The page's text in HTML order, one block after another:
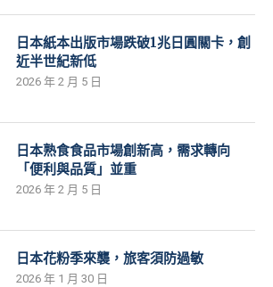
日本紙本出版市場跌破1兆日圓關卡，創
近半世紀新低
2026 年 2 月 5 日
日本熟食食品市場創新高，需求轉向
「便利與品質」並重
2026 年 2 月 5 日
日本花粉季來襲，旅客須防過敏
2026 年 1 月 30 日